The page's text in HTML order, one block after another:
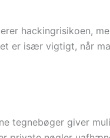
hackingrisikoen,
er især vigtigt, når
tegnebøger giver